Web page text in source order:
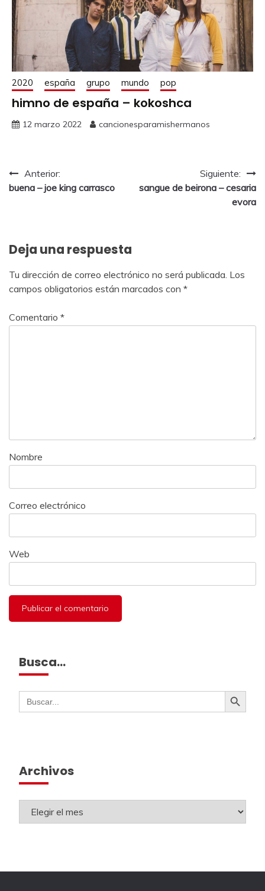
2020 españa grupo mundo pop
himno de españa – kokoshca
12 marzo 2022 cancionesparamishermanos
Anterior:
buena – joe king carrasco
Siguiente:
sangue de beirona – cesaria
evora
Deja una respuesta
Tu dirección de correo electrónico no será publicada. Los
campos obligatorios están marcados con *
Comentario *
Nombre
Correo electrónico
Web
Busca…
Buscar: Botón de búsqueda
Archivos